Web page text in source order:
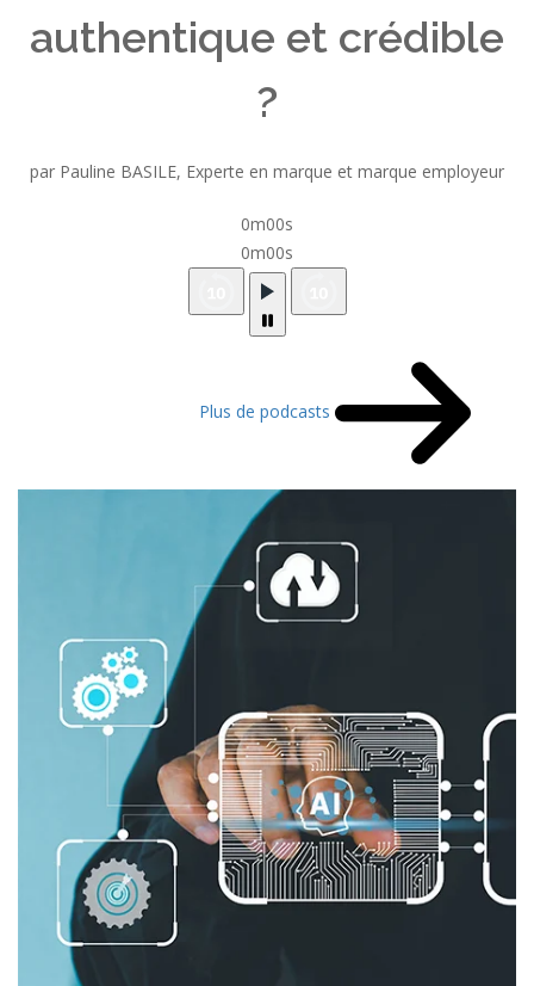
authentique et crédible
?
par Pauline BASILE, Experte en marque et marque employeur
0m00s
0m00s
Plus de podcasts